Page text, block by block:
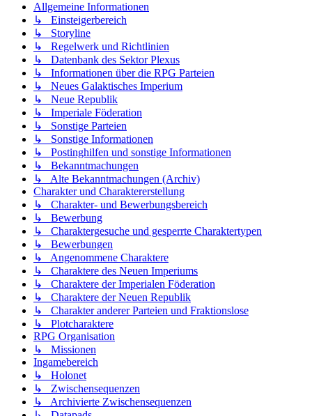
Allgemeine Informationen
↳ Einsteigerbereich
↳ Storyline
↳ Regelwerk und Richtlinien
↳ Datenbank des Sektor Plexus
↳ Informationen über die RPG Parteien
↳ Neues Galaktisches Imperium
↳ Neue Republik
↳ Imperiale Föderation
↳ Sonstige Parteien
↳ Sonstige Informationen
↳ Postinghilfen und sonstige Informationen
↳ Bekanntmachungen
↳ Alte Bekanntmachungen (Archiv)
Charakter und Charaktererstellung
↳ Charakter- und Bewerbungsbereich
↳ Bewerbung
↳ Charaktergesuche und gesperrte Charaktertypen
↳ Bewerbungen
↳ Angenommene Charaktere
↳ Charaktere des Neuen Imperiums
↳ Charaktere der Imperialen Föderation
↳ Charaktere der Neuen Republik
↳ Charakter anderer Parteien und Fraktionslose
↳ Plotcharaktere
RPG Organisation
↳ Missionen
Ingamebereich
↳ Holonet
↳ Zwischensequenzen
↳ Archivierte Zwischensequenzen